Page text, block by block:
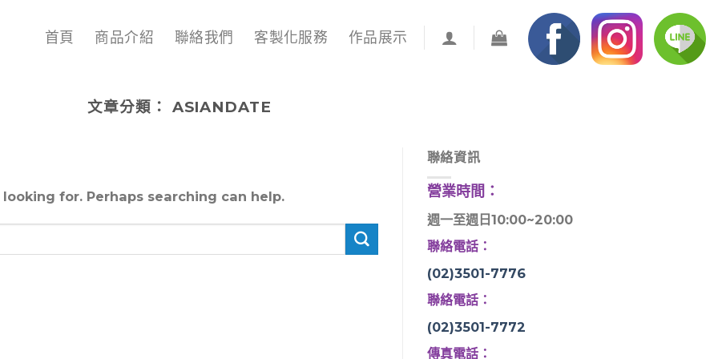
首頁 商品介紹 聯絡我們 客製化服務 作品展示
文章分類： ASIANDATE
for. Perhaps searching can help.
聯絡資訊
營業時間：
週一至週日10:00~20:00
聯絡電話：
(02)3501-7776
聯絡電話：
(02)3501-7772
傳真電話：